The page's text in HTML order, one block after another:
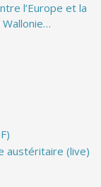
l’Europe et la
austéritaire (live)